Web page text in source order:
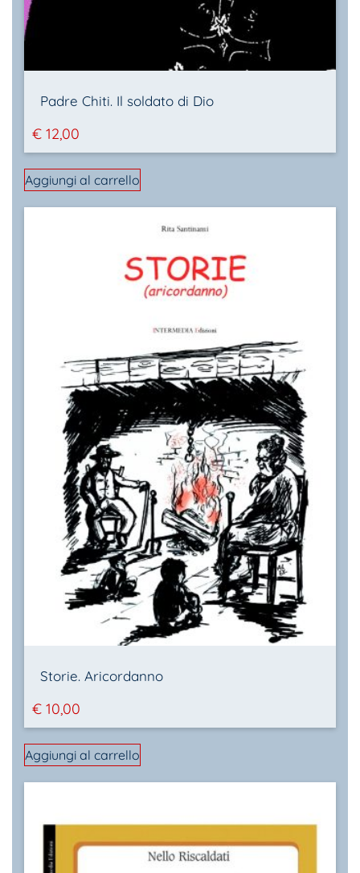
Padre Chiti. Il soldato di Dio
€ 12,00
Aggiungi al carrello
Storie. Aricordanno
€ 10,00
Aggiungi al carrello